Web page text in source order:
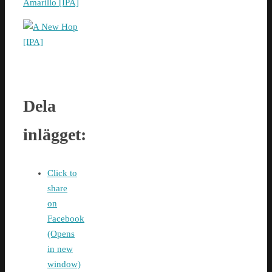
Dela
inlägget:
Click to
share
on
Facebook
(Opens
in new
window)